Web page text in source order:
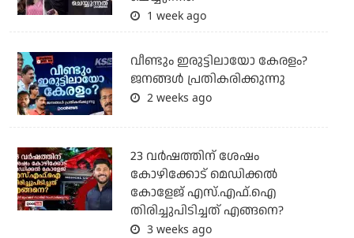
1 week ago
വീണ്ടും ഇരുട്ടിലായോ കേരളം?
ജനങ്ങൾ പ്രതികരിക്കുന്നു
2 weeks ago
23 വർഷത്തിന് ശേഷം
കോഴിക്കോട് മെഡിക്കൽ
കോളേജ് എസ്.എഫ്.ഐ
തിരിച്ചുപിടിച്ചത് എങ്ങനെ?
3 weeks ago